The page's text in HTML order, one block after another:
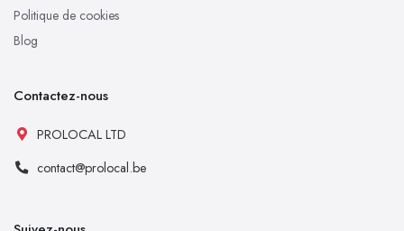
Politique de cookies
Blog
Contactez-nous
PROLOCAL LTD
contact@prolocal.be